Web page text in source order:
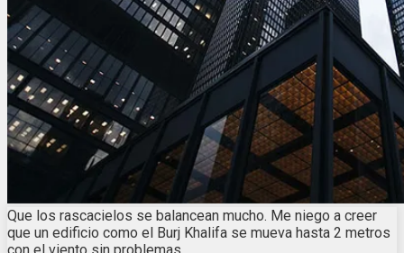
Que los rascacielos se balancean mucho. Me niego a creer
que un edificio como el Burj Khalifa se mueva hasta 2 metros